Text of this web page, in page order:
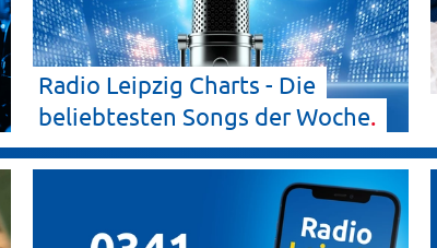
Radio Leipzig Charts - Die
beliebtesten Songs derWoche